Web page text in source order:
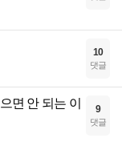
10
댓글
면 안 되는 이
9
댓글